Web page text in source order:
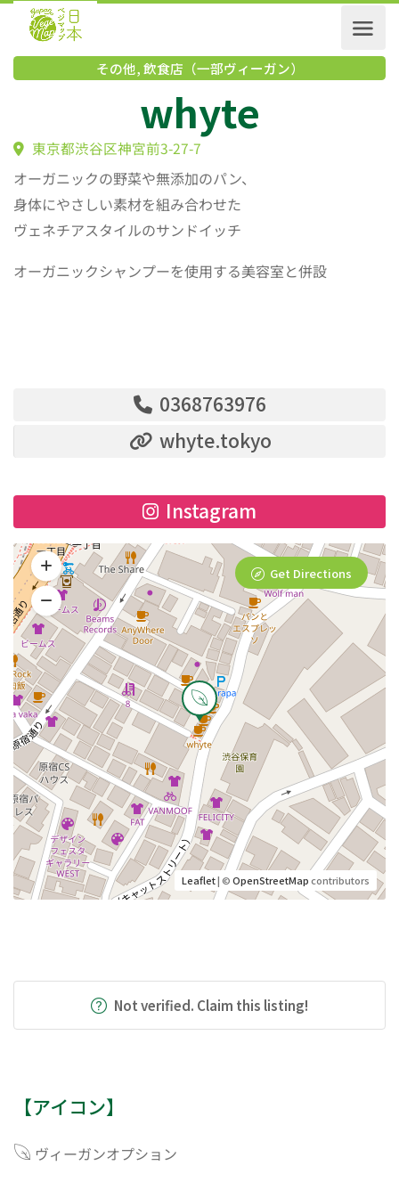
その他,飲食店（一部ヴィーガン）
whyte
東京都渋谷区神宮前3-27-7
オーガニックの野菜や無添加のパン、
身体にやさしい素材を組み合わせた
ヴェネチアスタイルのサンドイッチ
オーガニックシャンプーを使用する美容室と併設
0368763976
whyte.tokyo
Instagram
Leaflet| ©OpenStreetMapcontributors
Get Directions
Not verified. Claim this listing!
【アイコン】
ヴィーガンオプション